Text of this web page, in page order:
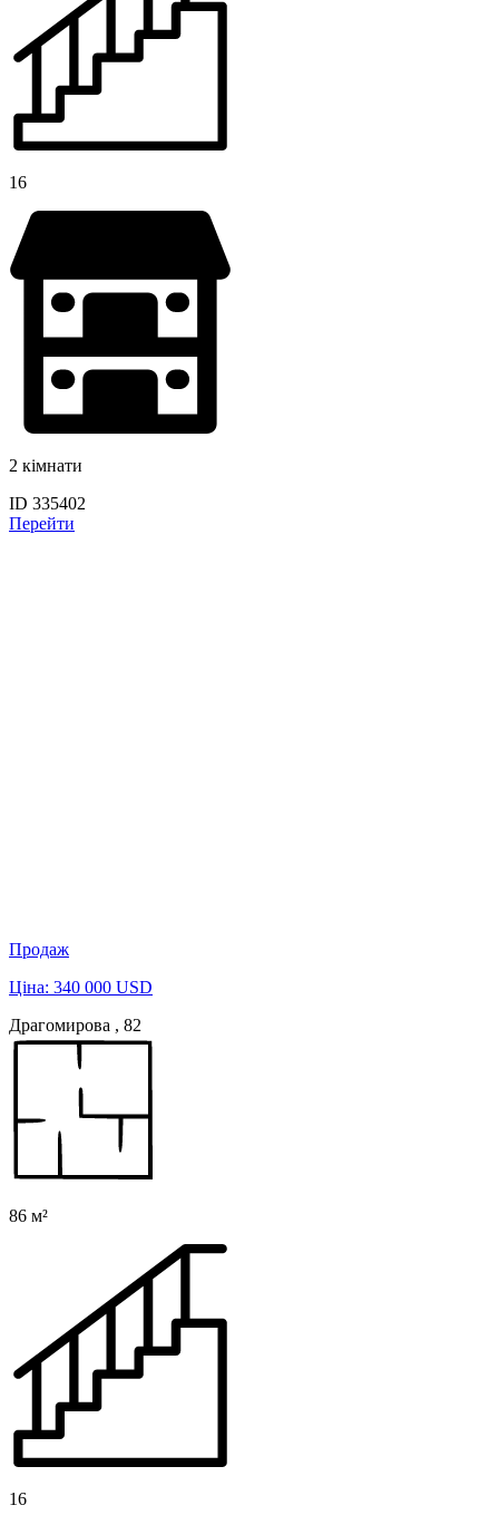
16
2 кімнати
ID 335402
Перейти
Продаж
Ціна: 340 000 USD
Драгомирова , 82
86 м²
16